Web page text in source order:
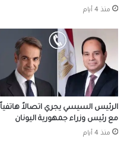
منذ 4 أيام
الرئيس السيسي يجري اتصالاً هاتفياً
مع رئيس وزراء جمهورية اليونان
منذ 4 أيام